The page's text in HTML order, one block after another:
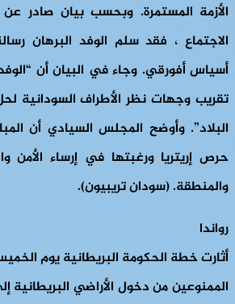
الأزمة المستمرة. وبحسب بيان صادر
الاجتماع ، فقد سلم الوفد البرهان
أسياس أفورقي. وجاء في البيان أن
تقريب وجهات نظر الأطراف السودانية
البلاد”. وأوضح المجلس السيادي أن
حرص إريتريا ورغبتها في إرساء الأمن
والمنطقة. (سودان تريبيون).
رواندا
أثارت خطة الحكومة البريطانية يوم
الممنوعين من دخول الأراضي البريطانية